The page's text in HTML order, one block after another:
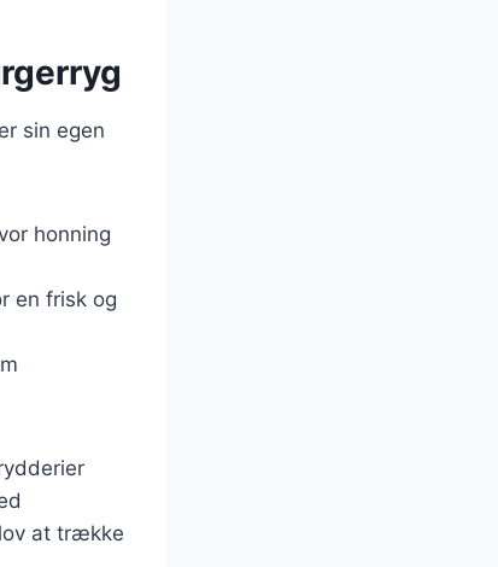
sin egen
honning
en frisk og
at trække